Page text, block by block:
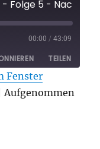
00:00 / 43:09
TEILEN
Fenster
|Aufgenommen